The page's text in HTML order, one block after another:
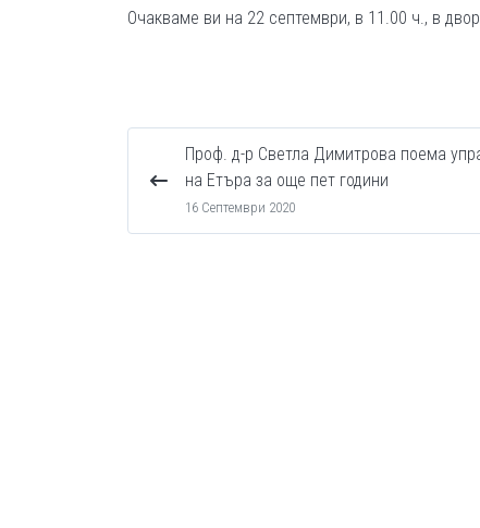
Очакваме ви на 22 септември, в 11.00 ч., в
Проф. д-р Светла Димитрова поема
на Етъра за още пет години
16 Септември 2020